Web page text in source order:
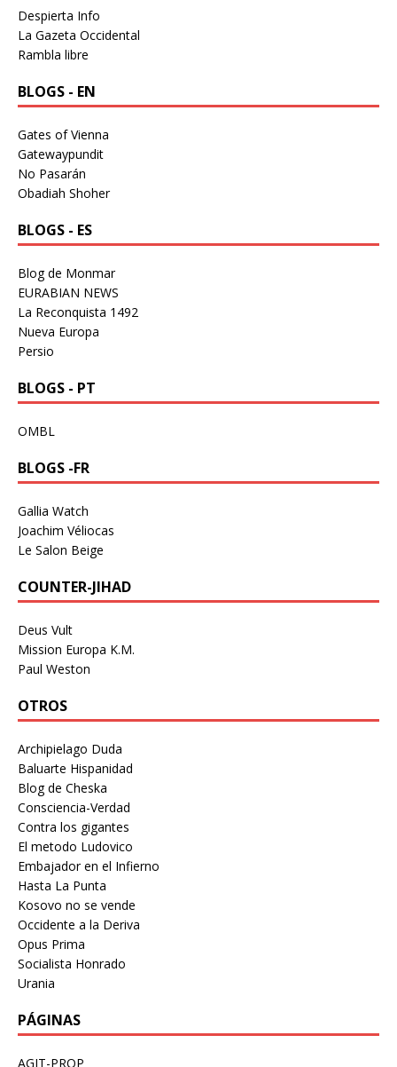
Despierta Info
La Gazeta Occidental
Rambla libre
BLOGS - EN
Gates of Vienna
Gatewaypundit
No Pasarán
Obadiah Shoher
BLOGS - ES
Blog de Monmar
EURABIAN NEWS
La Reconquista 1492
Nueva Europa
Persio
BLOGS - PT
OMBL
BLOGS -FR
Gallia Watch
Joachim Véliocas
Le Salon Beige
COUNTER-JIHAD
Deus Vult
Mission Europa K.M.
Paul Weston
OTROS
Archipielago Duda
Baluarte Hispanidad
Blog de Cheska
Consciencia-Verdad
Contra los gigantes
El metodo Ludovico
Embajador en el Infierno
Hasta La Punta
Kosovo no se vende
Occidente a la Deriva
Opus Prima
Socialista Honrado
Urania
PÁGINAS
AGIT-PROP